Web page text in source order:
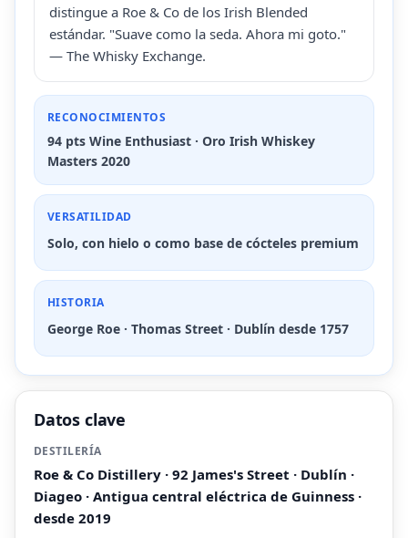
distingue a Roe & Co de los Irish Blended
estándar. "Suave como la seda. Ahora mi goto."
— The Whisky Exchange.
RECONOCIMIENTOS
94 pts Wine Enthusiast · Oro Irish Whiskey
Masters 2020
VERSATILIDAD
Solo, con hielo o como base de cócteles premium
HISTORIA
George Roe · Thomas Street · Dublín desde 1757
Datos clave
DESTILERÍA
Roe & Co Distillery · 92 James's Street · Dublín ·
Diageo · Antigua central eléctrica de Guinness ·
desde 2019